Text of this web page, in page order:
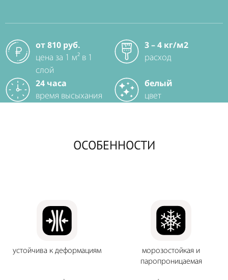
от 810 руб.
цена за 1 м² в 1
слой
3 – 4 кг/м2
расход
24 часа
время высыхания
белый
цвет
ОСОБЕННОСТИ
устойчива к деформациям
морозостойкая и
паропроницаемая